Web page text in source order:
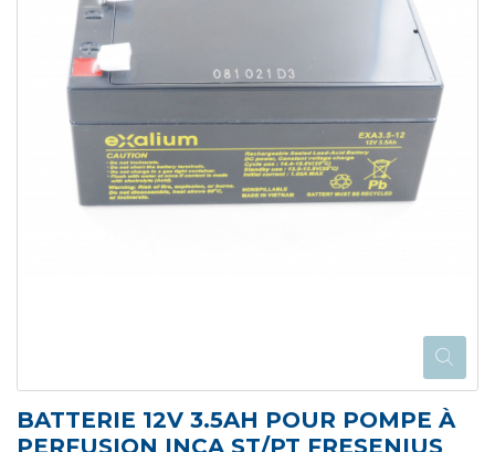
BATTERIE 12V 3.5AH POUR POMPE À
PERFUSION INCA ST/PT FRESENIUS